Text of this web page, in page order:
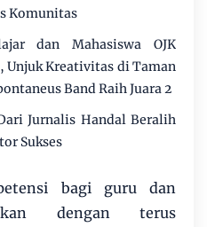
Komunitas
dan Mahasiswa OJK
Unjuk Kreativitas di Taman
Band Raih Juara 2
Jurnalis Handal Beralih
Sukses
bagi guru dan
dengan terus